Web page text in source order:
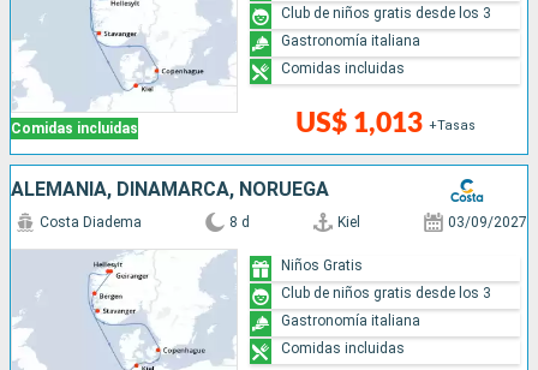
Comidas incluidas US$ 1,013 +Tasas
Club de niños gratis desde los 3
Gastronomía italiana
Comidas incluidas
ALEMANIA, DINAMARCA, NORUEGA
Costa Diadema 8 d Kiel 03/09/2027
Niños Gratis
Club de niños gratis desde los 3
Gastronomía italiana
Comidas incluidas